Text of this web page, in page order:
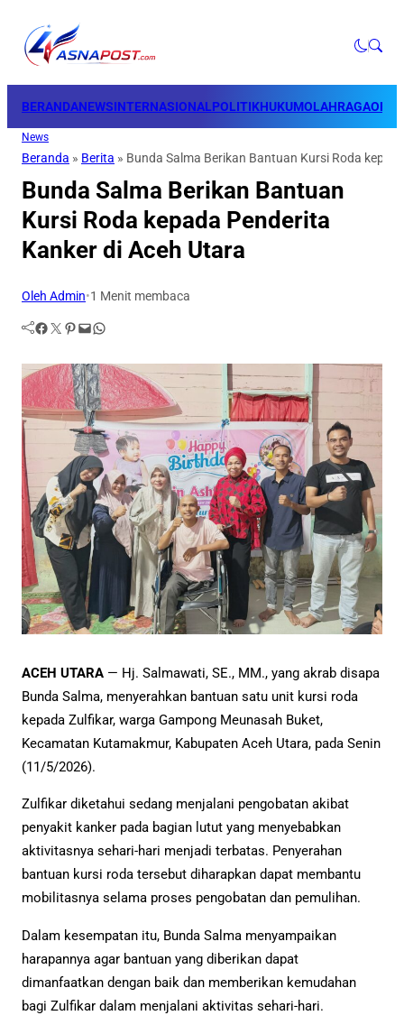
BERANDANEWSINTERNASIONALPOLITIKHUKUMOLAHRAGAOPINI
News
Beranda » Berita » Bunda Salma Berikan Bantuan Kursi Roda
Bunda Salma Berikan Bantuan
Kursi Roda kepada Penderita
Kanker di Aceh Utara
Oleh Admin•1 Menit membaca
Facebook Twitter Pinterest Mail WhatsApp
ACEH UTARA — Hj. Salmawati, SE., MM., yang akrab disapa
Bunda Salma, menyerahkan bantuan satu unit kursi roda
kepada Zulfikar, warga Gampong Meunasah Buket,
Kecamatan Kutamakmur, Kabupaten Aceh Utara, pada Senin
(11/5/2026).
Zulfikar diketahui sedang menjalani pengobatan akibat
penyakit kanker pada bagian lutut yang menyebabkan
aktivitasnya sehari-hari menjadi terbatas. Penyerahan
bantuan kursi roda tersebut diharapkan dapat membantu
mobilitasnya selama proses pengobatan dan pemulihan.
Dalam kesempatan itu, Bunda Salma menyampaikan
harapannya agar bantuan yang diberikan dapat
dimanfaatkan dengan baik dan memberikan kemudahan
bagi Zulfikar dalam menjalani aktivitas sehari-hari.